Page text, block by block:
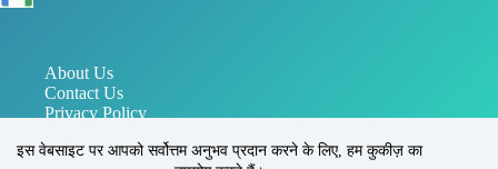
इस वेबसाइट पर आपको सर्वोत्तम अनुभव प्रदान करने के लिए, हम कुकीज़ का
About Us
Contact Us
Privacy Policy
पत्र सूचना कार्यालय PIB